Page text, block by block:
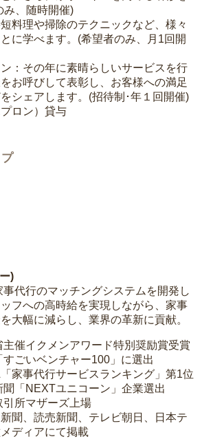
み、随時開催)
料理や掃除のテクニックなど、様々
に学べます。(希望者のみ、月1回開
：その年に素晴らしいサービスを行
お呼びして表彰し、お客様への満足
シェアします。(招待制･年１回開催)
ロン）貸与
)
代行のマッチングシステムを開発し
フへの高時給を実現しながら、家事
大幅に減らし、業界の革新に貢献。
催イクメンアワード特別奨励賞受賞
ごいベンチャー100」に選出
家事代行サービスランキング」第1位
「NEXTユニコーン」企業選出
所マザーズ上場
聞、読売新聞、テレビ朝日、日本テ
ディアにて掲載